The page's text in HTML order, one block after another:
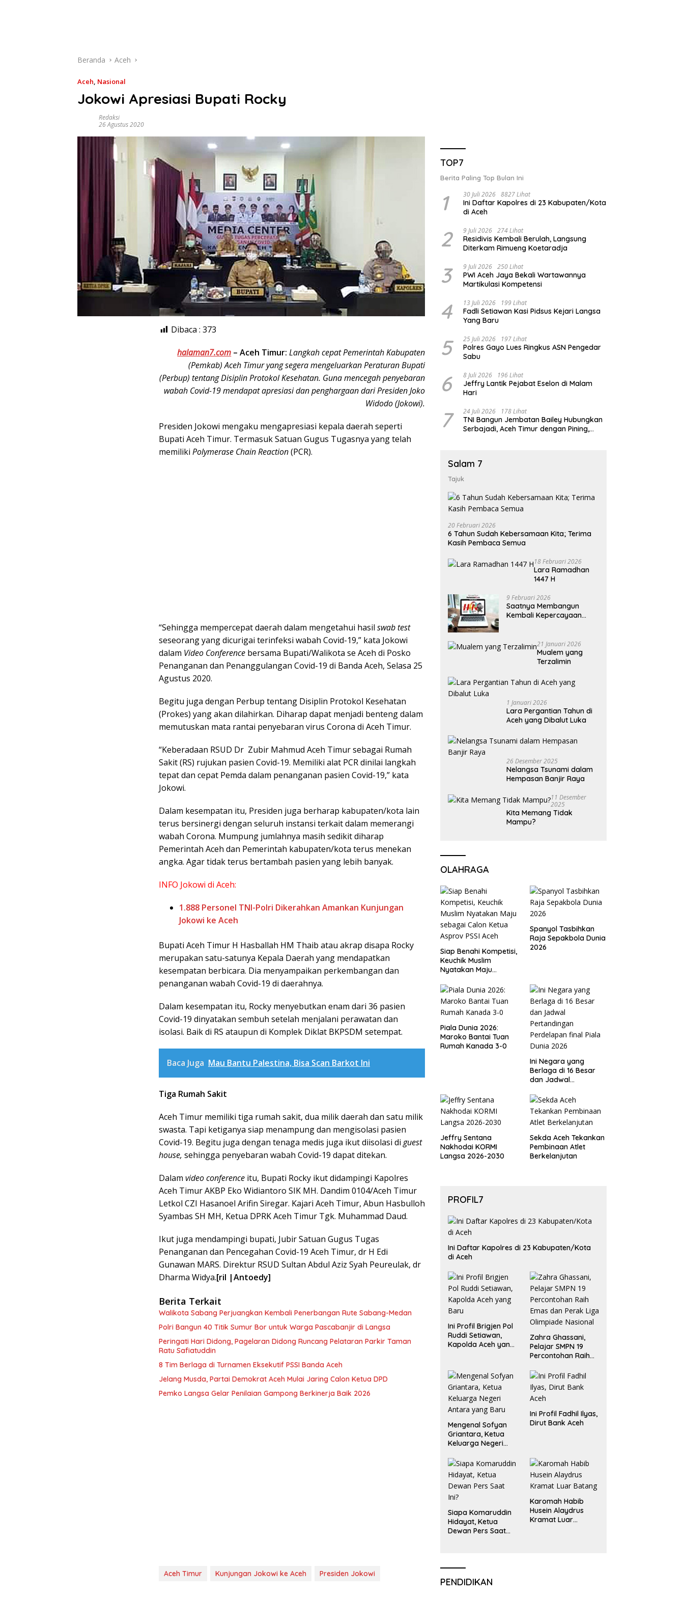
Beranda Aceh
Aceh, Nasional
Jokowi Apresiasi Bupati Rocky
Redaksi
26 Agustus 2020
Dibaca : 373
halaman7.com –Aceh Timur: Langkah cepat Pemerintah Kabupaten
(Pemkab) Aceh Timur yang segera mengeluarkan Peraturan Bupati
(Perbup) tentang Disiplin Protokol Kesehatan. Guna mencegah penyebaran
wabah Covid-19 mendapat apresiasi dan penghargaan dari Presiden Joko
Widodo (Jokowi).
Presiden Jokowi mengaku mengapresiasi kepala daerah seperti
Bupati Aceh Timur. Termasuk Satuan Gugus Tugasnya yang telah
memiliki Polymerase Chain Reaction(PCR).
“Sehingga mempercepat daerah dalam mengetahui hasil swab test
seseorang yang dicurigai terinfeksi wabah Covid-19,” kata Jokowi
dalam Video Conference bersama Bupati/Walikota se Aceh di Posko
Penanganan dan Penanggulangan Covid-19 di Banda Aceh, Selasa 25
Agustus 2020.
Begitu juga dengan Perbup tentang Disiplin Protokol Kesehatan
(Prokes) yang akan dilahirkan. Diharap dapat menjadi benteng dalam
memutuskan mata rantai penyebaran virus Corona di Aceh Timur.
“Keberadaan RSUD Dr Zubir Mahmud Aceh Timur sebagai Rumah
Sakit (RS) rujukan pasien Covid-19. Memiliki alat PCR dinilai langkah
tepat dan cepat Pemda dalam penanganan pasien Covid-19,” kata
Jokowi.
Dalam kesempatan itu, Presiden juga berharap kabupaten/kota lain
terus bersinergi dengan seluruh instansi terkait dalam memerangi
wabah Corona. Mumpung jumlahnya masih sedikit diharap
Pemerintah Aceh dan Pemerintah kabupaten/kota terus menekan
angka. Agar tidak terus bertambah pasien yang lebih banyak.
INFO Jokowi di Aceh:
1.888 Personel TNI-Polri Dikerahkan Amankan Kunjungan
Jokowi ke Aceh
Bupati Aceh Timur H Hasballah HM Thaib atau akrap disapa Rocky
merupakan satu-satunya Kepala Daerah yang mendapatkan
kesempatan berbicara. Dia menyampaikan perkembangan dan
penanganan wabah Covid-19 di daerahnya.
Dalam kesempatan itu, Rocky menyebutkan enam dari 36 pasien
Covid-19 dinyatakan sembuh setelah menjalani perawatan dan
isolasi. Baik di RS ataupun di Komplek Diklat BKPSDM setempat.
Baca Juga Mau Bantu Palestina, Bisa Scan Barkot Ini
Tiga Rumah Sakit
Aceh Timur memiliki tiga rumah sakit, dua milik daerah dan satu milik
swasta. Tapi ketiganya siap menampung dan mengisolasi pasien
Covid-19. Begitu juga dengan tenaga medis juga ikut diisolasi di guest
house, sehingga penyebaran wabah Covid-19 dapat ditekan.
Dalam video conference itu, Bupati Rocky ikut didampingi Kapolres
Aceh Timur AKBP Eko Widiantoro SIK MH. Dandim 0104/Aceh Timur
Letkol CZI Hasanoel Arifin Siregar. Kajari Aceh Timur, Abun Hasbulloh
Syambas SH MH, Ketua DPRK Aceh Timur Tgk. Muhammad Daud.
Ikut juga mendampingi bupati, Jubir Satuan Gugus Tugas
Penanganan dan Pencegahan Covid-19 Aceh Timur, dr H Edi
Gunawan MARS. Direktur RSUD Sultan Abdul Aziz Syah Peureulak, dr
Dharma Widya.[ril |Antoedy]
Berita Terkait
Walikota Sabang Perjuangkan Kembali Penerbangan Rute Sabang-Medan
Polri Bangun 40 Titik Sumur Bor untuk Warga Pascabanjir di Langsa
Peringati Hari Didong, Pagelaran Didong Runcang Pelataran Parkir Taman
Ratu Safiatuddin
8 Tim Berlaga di Turnamen Eksekutif PSSI Banda Aceh
Jelang Musda, Partai Demokrat Aceh Mulai Jaring Calon Ketua DPD
Pemko Langsa Gelar Penilaian Gampong Berkinerja Baik 2026
Aceh Timur Kunjungan Jokowi ke Aceh Presiden Jokowi
TOP7
Berita Paling Top Bulan Ini
1 30 Juli 2026 8827 Lihat
Ini Daftar Kapolres di 23 Kabupaten/Kota
di Aceh
2 9 Juli 2026 274 Lihat
Residivis Kembali Berulah, Langsung
Diterkam Rimueng Koetaradja
3 9 Juli 2026 250 Lihat
PWI Aceh Jaya Bekali Wartawannya
Martikulasi Kompetensi
4 13 Juli 2026 199 Lihat
Fadli Setiawan Kasi Pidsus Kejari Langsa
Yang Baru
5 25 Juli 2026 197 Lihat
Polres Gayo Lues Ringkus ASN Pengedar
Sabu
6 8 Juli 2026 196 Lihat
Jeffry Lantik Pejabat Eselon di Malam
Hari
7 24 Juli 2026 178 Lihat
TNI Bangun Jembatan Bailey Hubungkan
Serbajadi, Aceh Timur dengan Pining,
Salam 7
Tajuk
20 Februari 2026
6 Tahun Sudah Kebersamaan Kita; Terima
Kasih Pembaca Semua
18 Februari 2026
Lara Ramadhan
1447 H
9 Februari 2026
Saatnya Membangun
Kembali Kepercayaan
21 Januari 2026
Mualem yang
Terzalimin
1 Januari 2026
Lara Pergantian Tahun di
Aceh yang Dibalut Luka
26 Desember 2025
Nelangsa Tsunami dalam
Hempasan Banjir Raya
11 Desember
2025
Kita Memang Tidak
Mampu?
OLAHRAGA
Siap Benahi Kompetisi,
Keuchik Muslim
Nyatakan Maju
Asprov PSSI Aceh
Spanyol Tasbihkan
Raja Sepakbola Dunia
2026
Piala Dunia 2026:
Maroko Bantai Tuan
Rumah Kanada 3-0
Ini Negara yang
Berlaga di 16 Besar
dan Jadwal
Perdelapan final Piala
Dunia 2026
Jeffry Sentana
Nakhodai KORMI
Langsa 2026-2030
Sekda Aceh Tekankan
Pembinaan Atlet
Berkelanjutan
PROFIL7
Ini Daftar Kapolres di 23 Kabupaten/Kota
di Aceh
Ini Profil Brigjen Pol
Ruddi Setiawan,
Kapolda Aceh yang
Zahra Ghassani,
Pelajar SMPN 19
Percontohan Raih
Liga Olimpiade
Nasional
Mengenal Sofyan
Griantara, Ketua
Keluarga Negeri
Ini Profil Fadhil Ilyas,
Dirut Bank Aceh
Siapa Komaruddin
Hidayat, Ketua
Dewan Pers Saat
Karomah Habib
Husein Alaydrus
Kramat Luar
PENDIDIKAN